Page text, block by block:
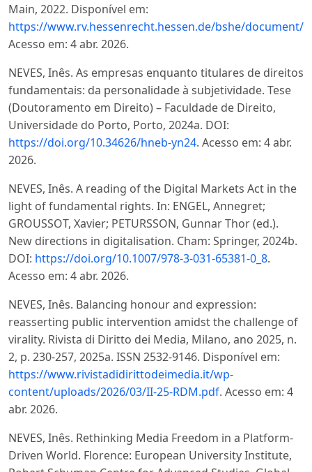
Main, 2022. Disponível em:
https://www.rv.hessenrecht.hessen.de/bshe/document/
Acesso em: 4 abr. 2026.
NEVES, Inês. As empresas enquanto titulares de direitos
fundamentais: da personalidade à subjetividade. Tese
(Doutoramento em Direito) – Faculdade de Direito,
Universidade do Porto, Porto, 2024a. DOI:
https://doi.org/10.34626/hneb-yn24. Acesso em: 4 abr.
2026.
NEVES, Inês. A reading of the Digital Markets Act in the
light of fundamental rights. In: ENGEL, Annegret;
GROUSSOT, Xavier; PETURSSON, Gunnar Thor (ed.).
New directions in digitalisation. Cham: Springer, 2024b.
DOI: https://doi.org/10.1007/978-3-031-65381-0_8.
Acesso em: 4 abr. 2026.
NEVES, Inês. Balancing honour and expression:
reasserting public intervention amidst the challenge of
virality. Rivista di Diritto dei Media, Milano, ano 2025, n.
2, p. 230-257, 2025a. ISSN 2532-9146. Disponível em:
https://www.rivistadidirittodeimedia.it/wp-
content/uploads/2026/03/II-25-RDM.pdf. Acesso em: 4
abr. 2026.
NEVES, Inês. Rethinking Media Freedom in a Platform-
Driven World. Florence: European University Institute,